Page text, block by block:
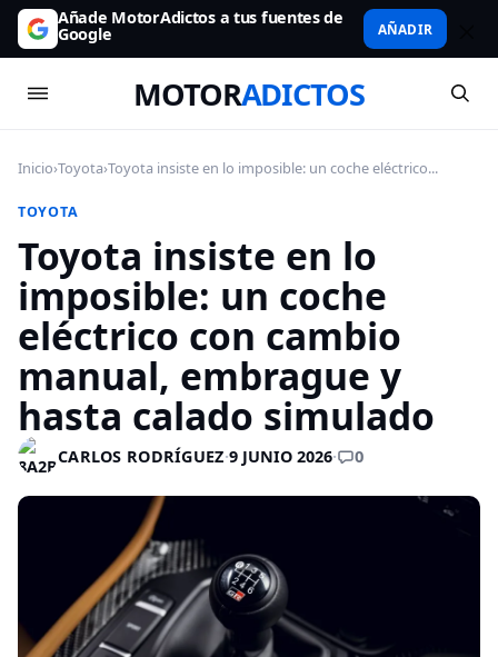
Añade MotorAdictos a tus fuentes de
Google AÑADIR
MOTORADICTOS
Inicio›Toyota›Toyota insiste en lo imposible: un coche eléctrico...
TOYOTA
Toyota insiste en lo
imposible: un coche
eléctrico con cambio
manual, embrague y
hasta calado simulado
CARLOS RODRÍGUEZ·9 JUNIO 2026· 0